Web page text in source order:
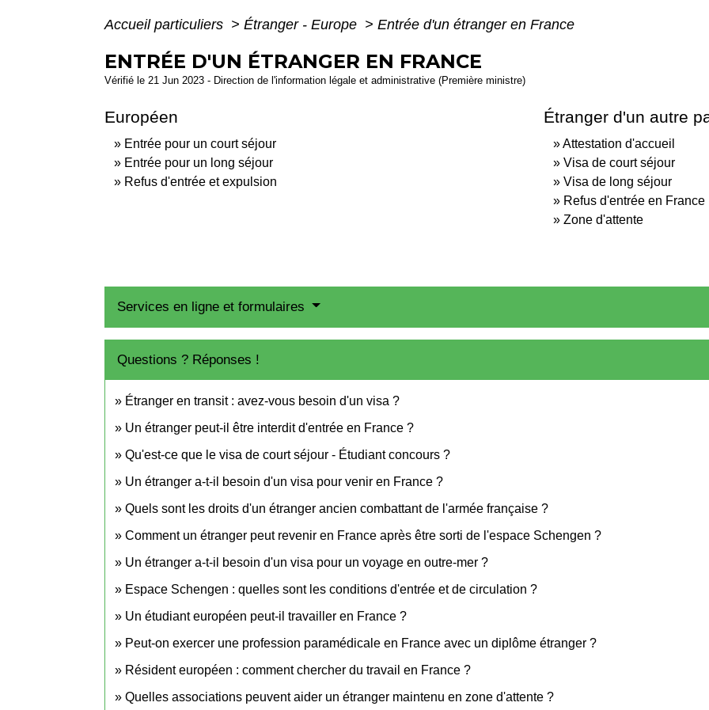
Accueil particuliers > Étranger - Europe > Entrée d'un étranger en France
ENTRÉE D'UN ÉTRANGER EN FRANCE
Vérifié le 21 Jun 2023 - Direction de l'information légale et administrative (Première ministre)
Européen
Entrée pour un court séjour
Entrée pour un long séjour
Refus d'entrée et expulsion
Étranger d'un autre
Attestation d'accueil
Visa de court séjour
Visa de long séjour
Refus d'entrée en France
Zone d'attente
Services en ligne et formulaires
Questions ? Réponses !
Étranger en transit : avez-vous besoin d'un visa ?
Un étranger peut-il être interdit d'entrée en France ?
Qu'est-ce que le visa de court séjour - Étudiant concours ?
Un étranger a-t-il besoin d'un visa pour venir en France ?
Quels sont les droits d'un étranger ancien combattant de l'armée française ?
Comment un étranger peut revenir en France après être sorti de l'espace Schengen ?
Un étranger a-t-il besoin d'un visa pour un voyage en outre-mer ?
Espace Schengen : quelles sont les conditions d'entrée et de circulation ?
Un étudiant européen peut-il travailler en France ?
Peut-on exercer une profession paramédicale en France avec un diplôme étranger ?
Résident européen : comment chercher du travail en France ?
Quelles associations peuvent aider un étranger maintenu en zone d'attente ?